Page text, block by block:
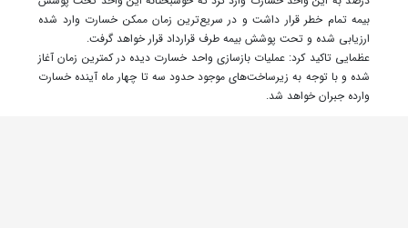
بیمه تمام خطر قرار داشت و در سریع‌ترین زمان ممکن خسارت وارد شده
ارزیابی شده و تحت پوشش بیمه طرف قرارداد قرار خواهد گرفت.
عظمایی تاکید کرد: عملیات بازسازی واحد خسارت دیده در کمترین زمان آغاز
شده و با توجه به زیرساخت‌های موجود حدود سه تا چهار ماه آینده خسارت
وارده جبران خواهد شد.